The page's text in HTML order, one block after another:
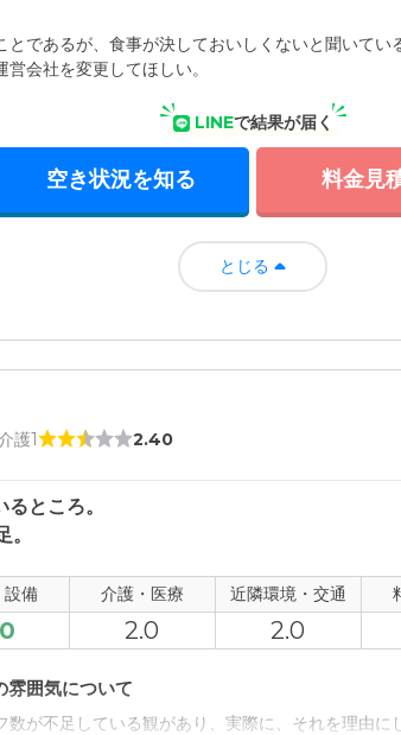
とであるが、食事が決しておいしくないと聞いて
会社を変更してほしい。
LINEで結果が届く
空き状況を知る 料金見
とじる
護1 2.40
ところ。
設備 介護・医療 近隣環境・交通
2.0 2.0
雰囲気について
数が不足している観があり、実際に、それを理由